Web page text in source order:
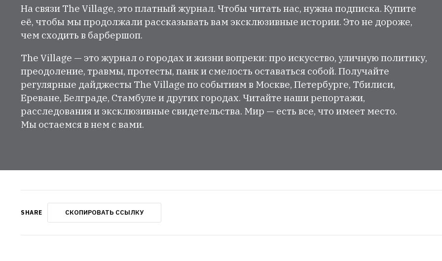
На связи The Village, это платный журнал. Чтобы читать нас, нужна подписка. Купите
её, чтобы мы продолжали рассказывать вам эксклюзивные истории. Это не дороже,
чем сходить в барбершоп.
The Village — это журнал о городах и жизни вопреки: про искусство, уличную политику,
преодоление, травмы, протесты, панк и смелость оставаться собой. Получайте
регулярные дайджесты The Village по событиям в Москве, Петербурге, Тбилиси,
Ереване, Белграде, Стамбуле и других городах. Читайте наши репортажи,
расследования и эксклюзивные свидетельства. Мир — есть все, что имеет место.
Мы остаемся в нем с вами.
SHARE СКОПИРОВАТЬ ССЫЛКУ